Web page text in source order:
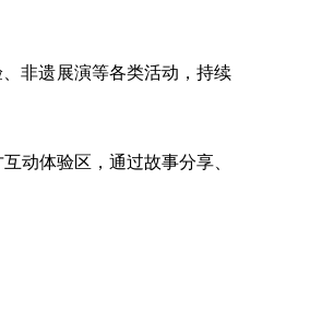
非遗展演等各类活动，持续
动体验区，通过故事分享、